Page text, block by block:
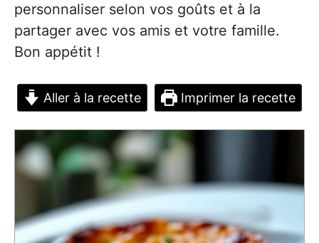
personnaliser selon vos goûts et à la
partager avec vos amis et votre famille.
Bon appétit !
Aller à la recette Imprimer la recette